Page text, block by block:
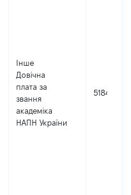
Інше
Довічна
плата за
звання
академіка
НАПН України
51849